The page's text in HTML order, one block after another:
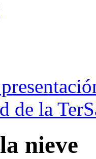
de la
nieve